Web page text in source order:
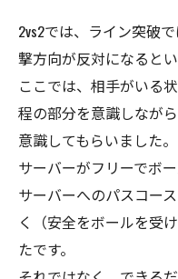
2vs2では、ライン突破
撃方向が反対になると
ここでは、相手がいる
程の部分を意識しなが
意識してもらいました。
サーバーがフリーでボ
サーバーへのパスコー
く（安全をボールを受
たです。